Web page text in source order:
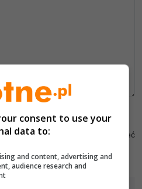
orazpolitykę prywatności
. Aby mieć
consent to use your
data to:
and content, advertising and
audience research and